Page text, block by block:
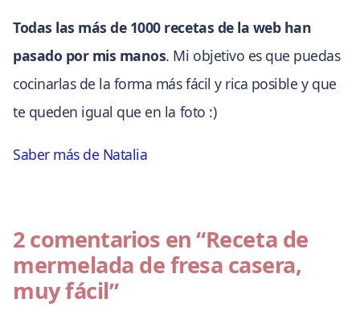
Todas las más de 1000 recetas de la web han
pasado por mis manos. Mi objetivo es que puedas
cocinarlas de la forma más fácil y rica posible y que
te queden igual que en la foto :)
Saber más de Natalia
2 comentarios en“Receta de
mermelada de fresa casera,
muy fácil”